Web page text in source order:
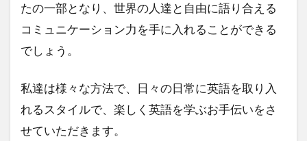
たの一部となり、世界の人達と自由に語り合える
コミュニケーション力を手に入れることができる
でしょう。
私達は様々な方法で、日々の日常に英語を取り入
れるスタイルで、楽しく英語を学ぶお手伝いをさ
せていただきます。